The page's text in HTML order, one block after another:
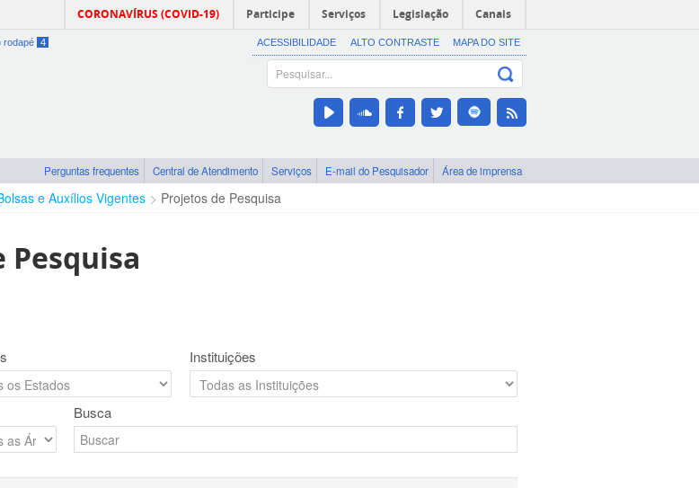
CORONAVÍRUS (COVID-19) Participe Serviços Legislação Canais
rodapé 4 ACESSIBILIDADE ALTO CONTRASTE MAPA DO SITE
Perguntas frequentes Central de Atendimento Serviços E-mail do Pesquisador Área de imprensa
e Auxílios Vigentes Projetos de Pesquisa
Pesquisa
Instituições
Busca